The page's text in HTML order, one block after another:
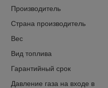
Производитель
Страна производитель
Вес
Вид топлива
Гарантийный срок
Давление газа на входе в